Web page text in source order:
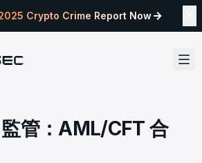
Crypto Crime Report Now
管：AML/CFT 合